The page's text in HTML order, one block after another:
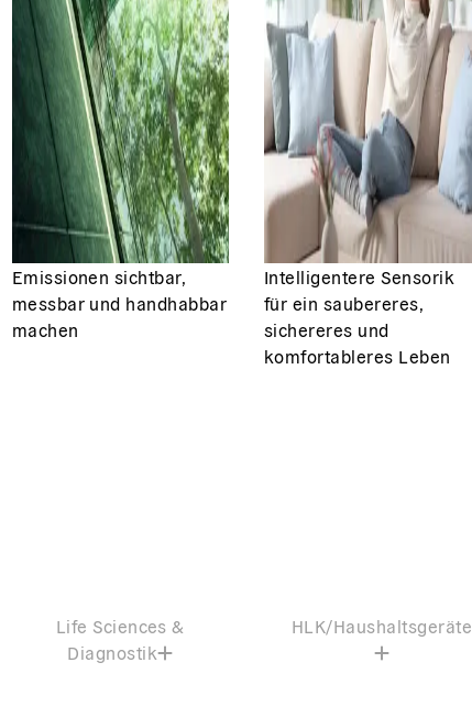
Emissionen sichtbar,
messbar und handhabbar
machen
Intelligentere Sensorik
für ein saubereres,
sichereres und
komfortableres Leben
Life Sciences &
Diagnostik
HLK/Haushaltsgeräte